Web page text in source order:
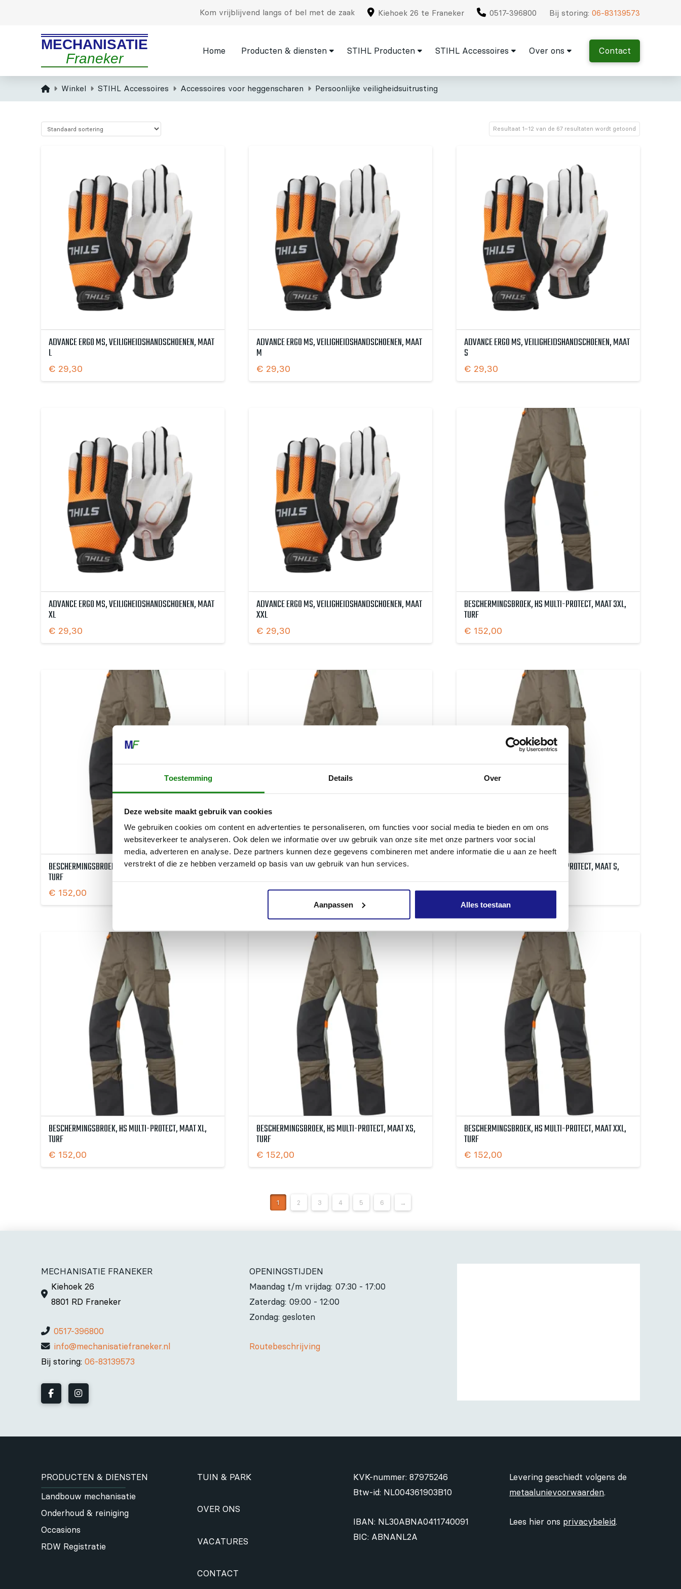
Toestemming Details Over
Deze website maakt gebruik van cookies
We gebruiken cookies om content en advertenties te personaliseren, om functies voor social media te bieden en om ons
websiteverkeer te analyseren. Ook delen we informatie over uw gebruik van onze site met onze partners voor social
media, adverteren en analyse. Deze partners kunnen deze gegevens combineren met andere informatie die u aan ze heeft
verstrekt of die ze hebben verzameld op basis van uw gebruik van hun services.
Aanpassen Alles toestaan
Kom vrijblijvend langs of bel met de zaak Kiehoek 26 te Franeker 0517-396800 Bij storing:06-83139573
MECHANISATIE
Franeker
Home Producten & diensten STIHL Producten STIHL Accessoires Over ons Contact
HomeWinkel STIHL Accessoires Accessoires voor heggenscharen Persoonlijke veiligheidsuitrusting
Resultaat 1–12 van de 67 resultaten wordt getoond
ADVANCE ERGO MS, VEILIGHEIDSHANDSCHOENEN, MAAT
L
€ 29,30
ADVANCE ERGO MS, VEILIGHEIDSHANDSCHOENEN, MAAT
M
€ 29,30
ADVANCE ERGO MS, VEILIGHEIDSHANDSCHOENEN, MAAT
S
€ 29,30
ADVANCE ERGO MS, VEILIGHEIDSHANDSCHOENEN, MAAT
XL
€ 29,30
ADVANCE ERGO MS, VEILIGHEIDSHANDSCHOENEN, MAAT
XXL
€ 29,30
BESCHERMINGSBROEK, HS MULTI-PROTECT, MAAT 3XL,
TURF
€ 152,00
BESCHERMINGSBROEK, HS MULTI-PROTECT, MAAT L,
TURF
€ 152,00
BESCHERMINGSBROEK, HS MULTI-PROTECT, MAAT M,
152,00
BESCHERMINGSBROEK, HS MULTI-PROTECT, MAAT S,
€152,00
BESCHERMINGSBROEK, HS MULTI-PROTECT, MAAT XL,
TURF
€ 152,00
BESCHERMINGSBROEK, HS MULTI-PROTECT, MAAT XS,
TURF
€ 152,00
BESCHERMINGSBROEK, HS MULTI-PROTECT, MAAT XXL,
TURF
€ 152,00
1 2 3 4 5 6 →
MECHANISATIE FRANEKER
Kiehoek 26
8801 RD Franeker
0517-396800
info@mechanisatiefraneker.nl
Bij storing: 06-83139573
OPENINGSTIJDEN
Maandag t/m vrijdag: 07:30 - 17:00
Zaterdag: 09:00 - 12:00
Zondag: gesloten
Routebeschrijving
PRODUCTEN & DIENSTEN
Landbouw mechanisatie
Onderhoud & reiniging
Occasions
RDW Registratie
TUIN & PARK
OVER ONS
VACATURES
CONTACT
KVK-nummer: 87975246
Btw-id: NL004361903B10
IBAN: NL30ABNA0411740091
BIC: ABNANL2A
Levering geschiedt volgens de
metaalunievoorwaarden.
Lees hier ons privacybeleid.